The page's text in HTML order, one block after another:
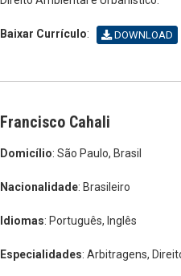
Baixar Currículo: DOWNLOAD
Francisco Cahali
Domicílio: São Paulo, Brasil
Nacionalidade: Brasileiro
Idiomas: Português, Inglês
Especialidades: Arbitragens,